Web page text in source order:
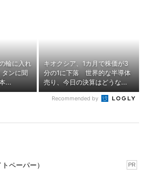
輪に入れ
ンに聞
...
キオクシア、1カ月で株価が3
分の1に下落 世界的な半導体
売り、今日の決算はどうな...
Recommended by
ペーパー） PR